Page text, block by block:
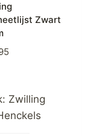
Zwart
Zwilling